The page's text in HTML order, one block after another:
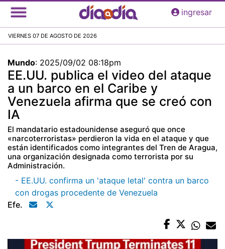
Pasar
al
principal
ingresar
VIERNES 07 DE AGOSTO DE 2026
Mundo: 2025/09/02 08:18pm
EE.UU. publica el video del ataque
a un barco en el Caribe y
Venezuela afirma que se creó con
IA
El mandatario estadounidense aseguró que once
«narcoterroristas» perdieron la vida en el ataque y que
están identificados como integrantes del Tren de Aragua,
una organización designada como terrorista por su
Administración.
- EE.UU. confirma un 'ataque letal' contra un barco
con drogas procedente de Venezuela
Efe.